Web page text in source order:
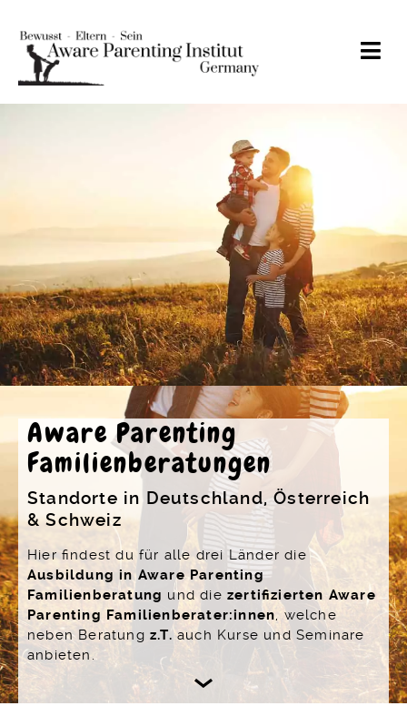
Anke Eyrich
Zum Kennenlernen
Angebote
Spielend Elternsein
Seminar
Ausbildung zur
Familienberatung
Blog
Familienberatung
Kontakt
Datenschutzerklärung
Impressum
Telegram
Youtube
Aware Parenting
Familienberatungen
Standorte in Deutschland, Österreich
& Schweiz
Hier findest du für alle drei Länder die
Ausbildung in Aware Parenting
Familienberatung und diezertifizierten Aware
Parenting Familienberater:innen, welche
neben Beratung z.T.auch Kurse und Seminare
anbieten.